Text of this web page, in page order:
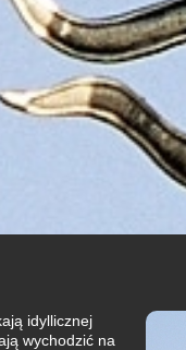
idyllicznej
wychodzić na